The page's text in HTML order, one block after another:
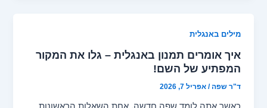
מילים באנגלית
איך אומרים תמנון באנגלית – גלו את המקור
המפתיע של השם!
ד"ר שפה/אפריל 7, 2026
כאשר אתה לומד שפה חדשה, אחת השאלות הראשונות